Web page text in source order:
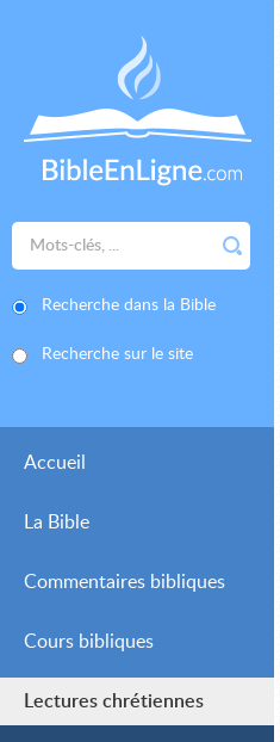
Recherche dans la Bible
Recherche sur le site
Accueil
La Bible
Commentaires bibliques
Simple
Intermédiaire
Cours bibliques
Lectures chrétiennes